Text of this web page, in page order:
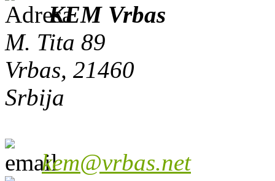
KEM Vrbas
M. Tita 89
Vrbas, 21460
Srbija
kem@vrbas.net